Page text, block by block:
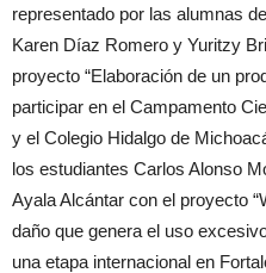
representado por las alumnas
Karen Díaz Romero y Yuritzy
proyecto “Elaboración de un
participar en el Campamento
y el Colegio Hidalgo de
los estudiantes Carlos Alonso
Ayala Alcántar con el proyecto
daño que genera el uso
una etapa internacional en